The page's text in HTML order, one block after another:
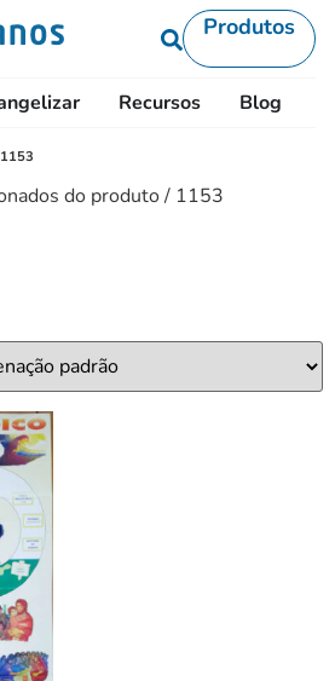
Produtos
Recursos Blog
1153
do produto / 1153